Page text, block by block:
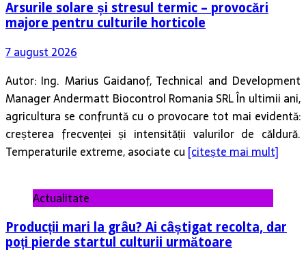
Arsurile solare și stresul termic – provocări
majore pentru culturile horticole
7 august 2026
Autor: Ing. Marius Gaidanof, Technical and Development
Manager Andermatt Biocontrol Romania SRL În ultimii ani,
agricultura se confruntă cu o provocare tot mai evidentă:
creșterea frecvenței și intensității valurilor de căldură.
Temperaturile extreme, asociate cu [citește mai mult]
Actualitate
Producții mari la grâu? Ai câștigat recolta, dar
poți pierde startul culturii următoare